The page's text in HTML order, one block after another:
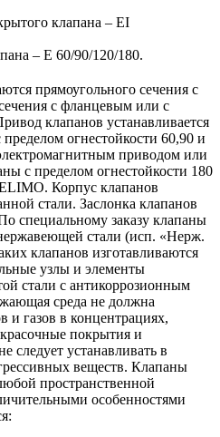
клапана – EI
– E 60/90/120/180.
прямоугольного сечения с
с фланцевым или с
клапанов устанавливается
огнестойкости 60,90 и
приводом или
с пределом огнестойкости 180
Корпус клапанов
стали. Заслонка клапанов
специальному заказу клапаны
стали (исп. «Нерж.
клапанов изготавливаются
узлы и элементы
стали с антикоррозионным
среда не должна
и газов в концентрациях,
покрытия и
следует устанавливать в
веществ. Клапаны
пространственной
особенностями